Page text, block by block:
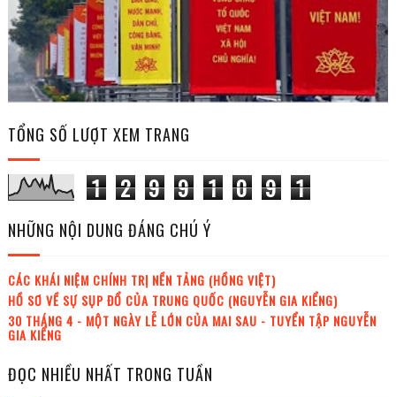
TỔNG SỐ LƯỢT XEM TRANG
1 2 9 9 1 0 9 1
NHỮNG NỘI DUNG ĐÁNG CHÚ Ý
CÁC KHÁI NIỆM CHÍNH TRỊ NỀN TẢNG (HỒNG VIỆT)
HỒ SƠ VỀ SỰ SỤP ĐỔ CỦA TRUNG QUỐC (NGUYỄN GIA KIỂNG)
30 THÁNG 4 - MỘT NGÀY LỄ LỚN CỦA MAI SAU - TUYỂN TẬP NGUYỄN
GIA KIỂNG
ĐỌC NHIỀU NHẤT TRONG TUẦN